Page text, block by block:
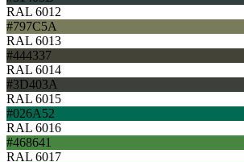
RAL 6012
#797C5A
RAL 6013
#444337
RAL 6014
#3D403A
RAL 6015
#026A52
RAL 6016
#468641
RAL 6017